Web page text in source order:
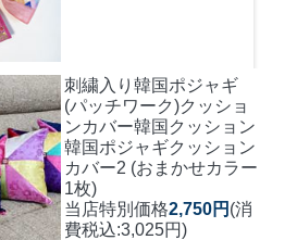
刺繍入り韓国ポジャギ
(パッチワーク)クッショ
ンカバー韓国クッション
韓国ポジャギクッション
カバー2 (おまかせカラー
1枚)
当店特別価格2,750円 (消
費税込:3,025円)